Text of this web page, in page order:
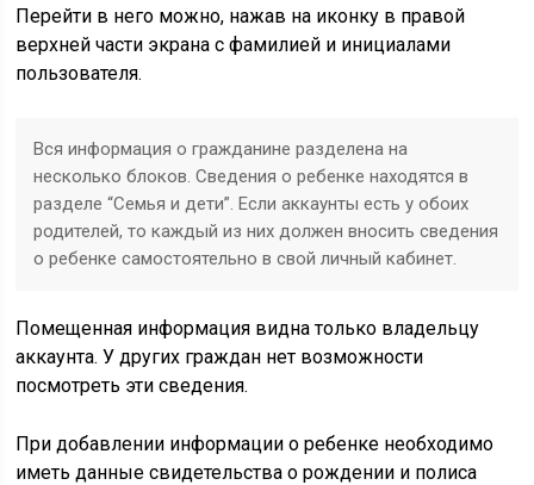
Перейти в него можно, нажав на иконку в правой
верхней части экрана с фамилией и инициалами
пользователя.
Вся информация о гражданине разделена на
несколько блоков. Сведения о ребенке находятся в
разделе “Семья и дети”. Если аккаунты есть у обоих
родителей, то каждый из них должен вносить сведения
о ребенке самостоятельно в свой личный кабинет.
Помещенная информация видна только владельцу
аккаунта. У других граждан нет возможности
посмотреть эти сведения.
При добавлении информации о ребенке необходимо
иметь данные свидетельства о рождении и полиса